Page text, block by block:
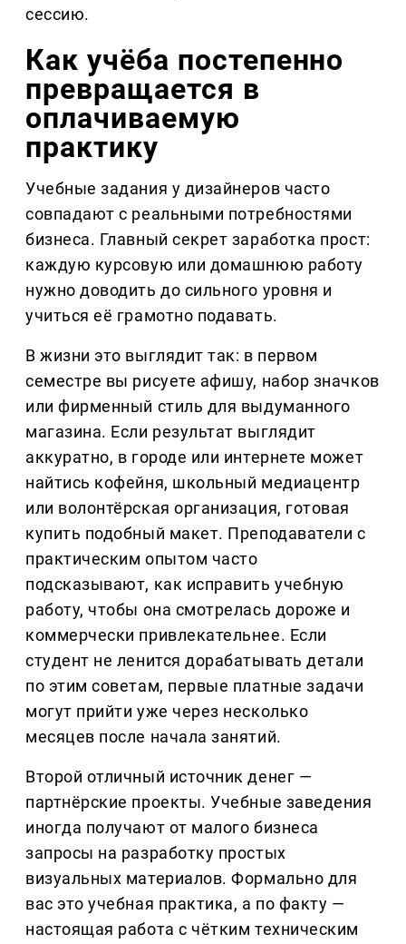
сессию.
Как учёба постепенно
превращается в
оплачиваемую
практику
Учебные задания у дизайнеров часто
совпадают с реальными потребностями
бизнеса. Главный секрет заработка прост:
каждую курсовую или домашнюю работу
нужно доводить до сильного уровня и
учиться её грамотно подавать.
В жизни это выглядит так: в первом
семестре вы рисуете афишу, набор значков
или фирменный стиль для выдуманного
магазина. Если результат выглядит
аккуратно, в городе или интернете может
найтись кофейня, школьный медиацентр
или волонтёрская организация, готовая
купить подобный макет. Преподаватели с
практическим опытом часто
подсказывают, как исправить учебную
работу, чтобы она смотрелась дороже и
коммерчески привлекательнее. Если
студент не ленится дорабатывать детали
по этим советам, первые платные задачи
могут прийти уже через несколько
месяцев после начала занятий.
Второй отличный источник денег —
партнёрские проекты. Учебные заведения
иногда получают от малого бизнеса
запросы на разработку простых
визуальных материалов. Формально для
вас это учебная практика, а по факту —
настоящая работа с чётким техническим